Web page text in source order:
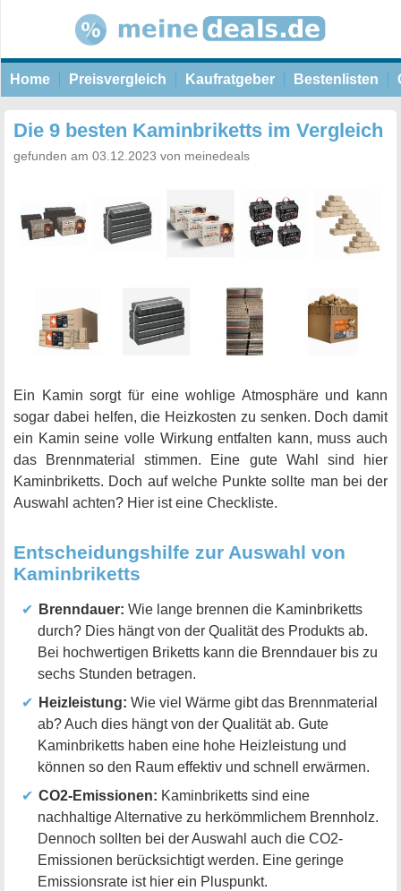
Home Preisvergleich Kaufratgeber Bestenlisten
Die 9 besten Kaminbriketts im Vergleich
gefunden am 03.12.2023 von meinedeals
Ein Kamin sorgt für eine wohlige Atmosphäre und kann
sogar dabei helfen, die Heizkosten zu senken. Doch damit
ein Kamin seine volle Wirkung entfalten kann, muss auch
das Brennmaterial stimmen. Eine gute Wahl sind hier
Kaminbriketts. Doch auf welche Punkte sollte man bei der
Auswahl achten? Hier ist eine Checkliste.
Entscheidungshilfe zur Auswahl von
Kaminbriketts
Brenndauer: Wie lange brennen die Kaminbriketts
durch? Dies hängt von der Qualität des Produkts ab.
Bei hochwertigen Briketts kann die Brenndauer bis zu
sechs Stunden betragen.
Heizleistung: Wie viel Wärme gibt das Brennmaterial
ab? Auch dies hängt von der Qualität ab. Gute
Kaminbriketts haben eine hohe Heizleistung und
können so den Raum effektiv und schnell erwärmen.
CO2-Emissionen: Kaminbriketts sind eine
nachhaltige Alternative zu herkömmlichem Brennholz.
Dennoch sollten bei der Auswahl auch die CO2-
Emissionen berücksichtigt werden. Eine geringe
Emissionsrate ist hier ein Pluspunkt.